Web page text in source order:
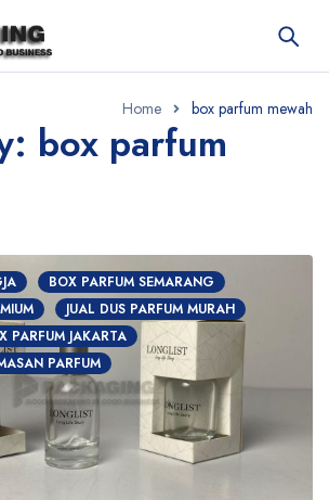
Home box parfum mewah
box parfum
BOX PARFUM SEMARANG
JUAL DUS PARFUM MURAH
PARFUM JAKARTA
PARFUM